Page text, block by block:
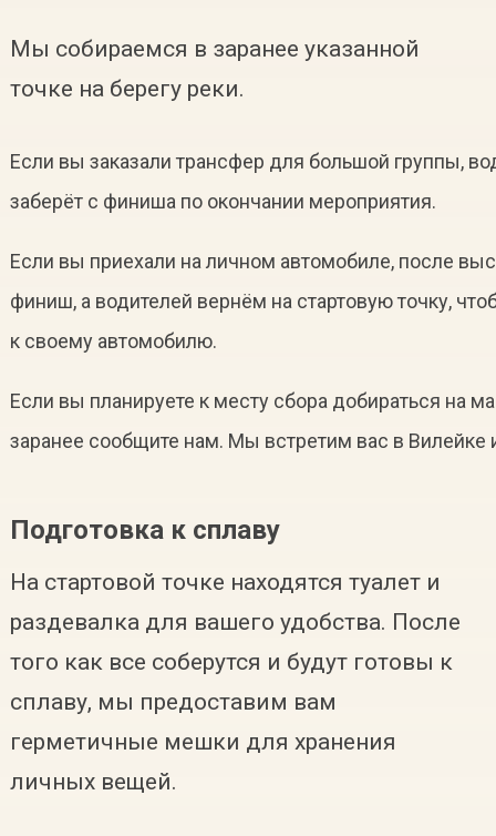
Мы собираемся в заранее указанной
точке на берегу реки.
Если вы заказали трансфер для большой группы,
заберёт с финиша по окончании мероприятия.
Если вы приехали на личном автомобиле, после
финиш, а водителей вернём на стартовую точку,
к своему автомобилю.
Если вы планируете к месту сбора добираться на
заранее сообщите нам. Мы встретим вас в Вилейке
Подготовка к сплаву
На стартовой точке находятся туалет и
раздевалка для вашего удобства. После
того как все соберутся и будут готовы к
сплаву, мы предоставим вам
герметичные мешки для хранения
личных вещей.